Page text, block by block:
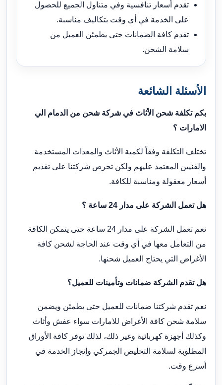
تقدم أسعار تنافسية وفي متناول الجميع للحصول
على الخدمة في أي وقت بتكاليف مناسبة.
تقدم كافة الضمانات حتى يطمئن العميل من
سلامة الشحن.
الأسئلة الشائعة
بكم تكلفة شحن الأثاث في شركة شحن من الدمام الي
الامارات ؟
تختلف التكلفة وفقاً لكمية الأثاث والمعدات المستخدمة
والفنيين المعتمد عليهم ولكن تحرص شركتنا على تقديم
أسعار معقولة ومناسبة للكافة.
هل تعمل الشركة على مدار 24 ساعة ؟
نعم تعمل الشركة على مدار 24 ساعة حتى يتمكن الكافة
من التعامل معها في أي وقت عند الحاجة لشحن كافة
الأغراض التي يحتاج العميل شحنها.
هل تقدم الشركة ضمانات وتأمينات للعميل؟
نعم تقدم شركتنا ضمانات للعميل حتى يطمئن ويضمن
سلامة شحن كافة الأغراض للامارات سواء عفش وأثاث
وكذلك أجهزة كهربائية وغير ذلك، لذلك توفر كافة الأوراق
المطلوبة لسلامة التخليص الجمركي وإنجاز الخدمة في
أسرع وقت.